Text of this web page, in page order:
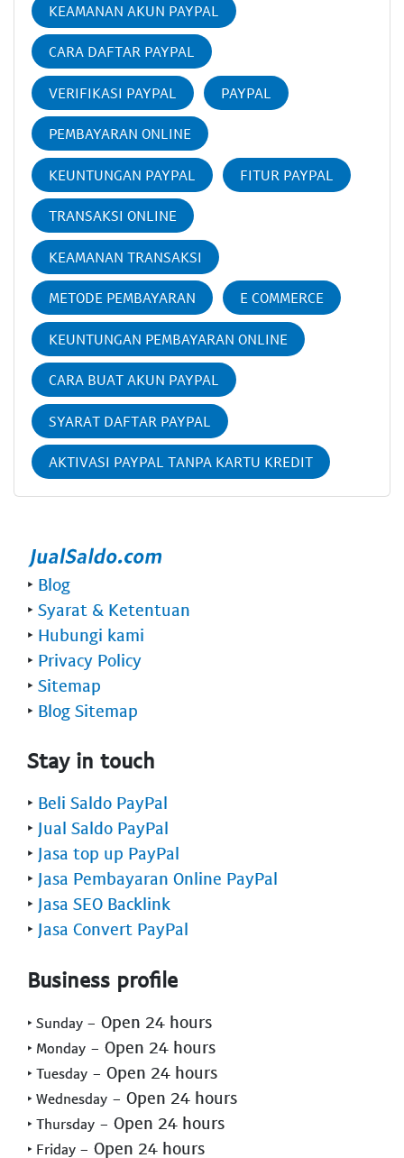
KEAMANAN AKUN PAYPAL
CARA DAFTAR PAYPAL
VERIFIKASI PAYPAL PAYPAL
PEMBAYARAN ONLINE
KEUNTUNGAN PAYPAL FITUR PAYPAL
TRANSAKSI ONLINE
KEAMANAN TRANSAKSI
METODE PEMBAYARAN E COMMERCE
KEUNTUNGAN PEMBAYARAN ONLINE
CARA BUAT AKUN PAYPAL
SYARAT DAFTAR PAYPAL
AKTIVASI PAYPAL TANPA KARTU KREDIT
‣ Blog
‣ Syarat & Ketentuan
‣ Hubungi kami
‣ Privacy Policy
‣ Sitemap
‣ Blog Sitemap
Stay in touch
‣ Beli Saldo PayPal
‣ Jual Saldo PayPal
‣ Jasa top up PayPal
‣ Jasa Pembayaran Online PayPal
‣ Jasa SEO Backlink
‣ Jasa Convert PayPal
Business profile
‣ Sunday - Open 24 hours
‣ Monday - Open 24 hours
‣ Tuesday - Open 24 hours
‣ Wednesday - Open 24 hours
‣ Thursday - Open 24 hours
‣ Friday - Open 24 hours